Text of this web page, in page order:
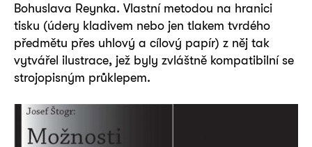
Bohuslava Reynka. Vlastní metodou na hranici
tisku (údery kladivem nebo jen tlakem tvrdého
předmětu přes uhlový a cílový papír) z něj tak
vytvářel ilustrace, jež byly zvláštně kompatibilní se
strojopisným průklepem.